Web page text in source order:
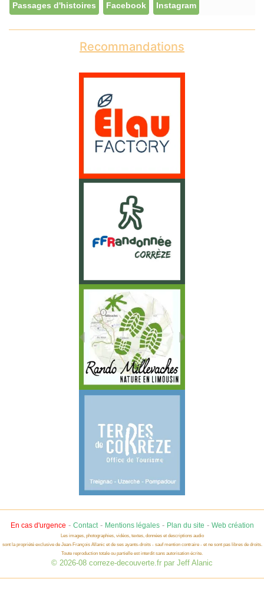
Passages d'histoires Facebook Instagram
Recommandations
En cas d'urgence - Contact- Mentions légales- Plan du site - Web création
Les images, photographies, vidéos, textes, données et descriptions audio
sont la propriété exclusive de Jean-François Allanic et de ses ayants-droits - sauf mention contraire - et ne sont pas libres de droits.
Toute reproduction totale ou partielle est interdit sans autorisation écrite.
© 2026-08 correze-decouverte.fr par Jeff Alanic